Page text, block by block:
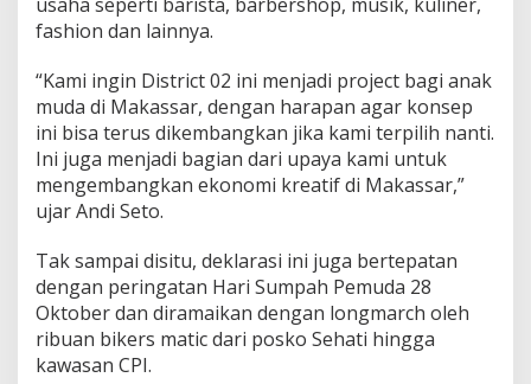
usaha seperti barista, barbershop, musik, kuliner,
fashion dan lainnya.
“Kami ingin District 02 ini menjadi project bagi anak
muda di Makassar, dengan harapan agar konsep
ini bisa terus dikembangkan jika kami terpilih nanti.
Ini juga menjadi bagian dari upaya kami untuk
mengembangkan ekonomi kreatif di Makassar,”
ujar Andi Seto.
Tak sampai disitu, deklarasi ini juga bertepatan
dengan peringatan Hari Sumpah Pemuda 28
Oktober dan diramaikan dengan longmarch oleh
ribuan bikers matic dari posko Sehati hingga
kawasan CPI.